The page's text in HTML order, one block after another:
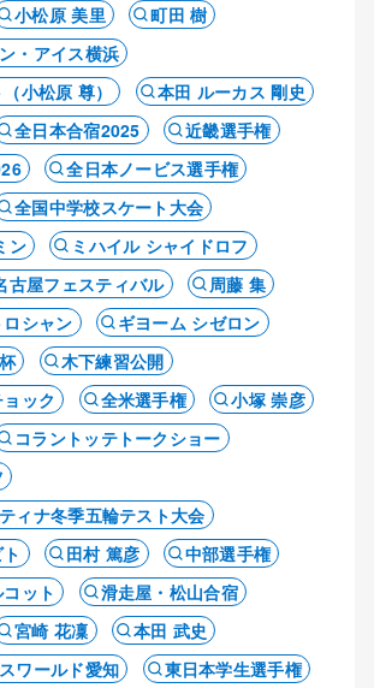
小松原 美里
町田 樹
・アイス横浜
小松原 尊）
本田 ルーカス 剛史
全日本合宿2025
近畿選手権
全日本ノービス選手権
全国中学校スケート大会
ン
ミハイル シャイドロフ
古屋フェスティバル
周藤 集
シャン
ギヨーム シゼロン
木下練習公開
ック
全米選手権
小塚 崇彦
コラントッテトークショー
ィナ冬季五輪テスト大会
田村 篤彦
中部選手権
ット
滑走屋・松山合宿
宮崎 花凜
本田 武史
ワールド愛知
東日本学生選手権